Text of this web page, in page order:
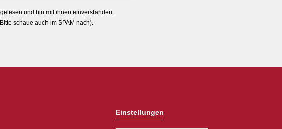
und bin mit ihnen einverstanden.
schaue auch im SPAM nach).
Einstellungen